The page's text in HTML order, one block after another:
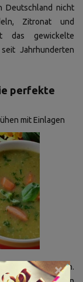
Deutschland nicht
Zitronat und
das gewickelte
Jahrhunderten
perfekte
mit Einlagen
Weihnachtsessen.
×